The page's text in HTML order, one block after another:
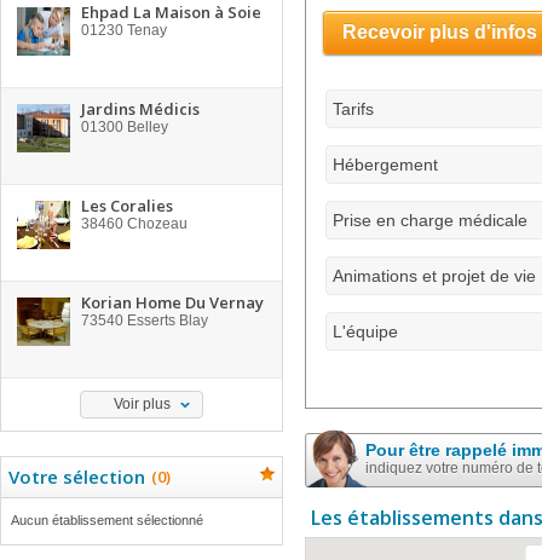
Ehpad La Maison à Soie
01230 Tenay
Jardins Médicis
01300 Belley
Les Coralies
38460 Chozeau
Korian Home Du Vernay
73540 Esserts Blay
Voir plus
Votre sélection (0)
Aucun établissement sélectionné
Recevoir plus d'infos
Tarifs
Hébergement
Prise en charge médicale
Animations et projet de vie
L'équipe
Pour être rappelé
indiquez votre numéro de
Les établissements